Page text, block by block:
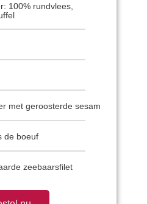
100% rundvlees,
met geroosterde sesam
de boeuf
zeebaarsfilet